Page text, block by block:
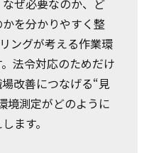
ぜ必要なのか、ど
を分かりやすく整
ングが考える作業環
法令対応のためだけ
改善につなげる“見
境測定がどのように
ます。